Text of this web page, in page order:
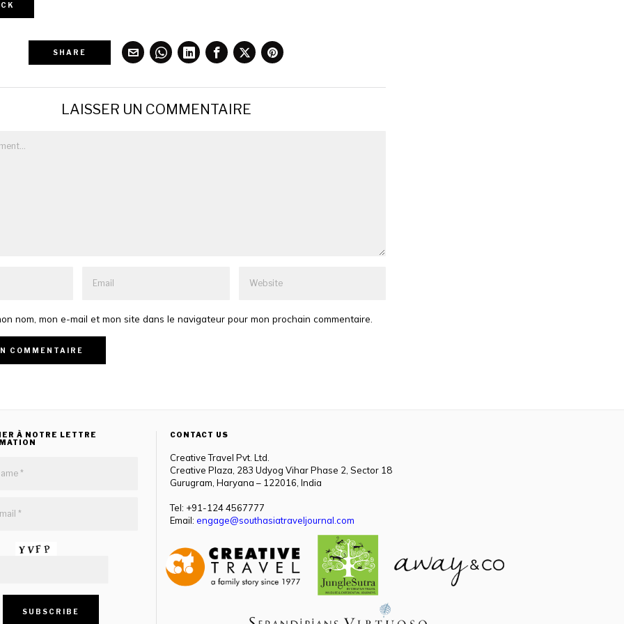
SHARE
LAISSER UN COMMENTAIRE
nom, mon e-mail et mon site dans le navigateur pour mon prochain commentaire.
À NOTRE LETTRE
CONTACT US
Creative Travel Pvt. Ltd.
Creative Plaza, 283 Udyog Vihar Phase 2, Sector 18
Gurugram, Haryana – 122016, India
Tel: +91-124 4567777
Email: engage@southasiatraveljournal.com